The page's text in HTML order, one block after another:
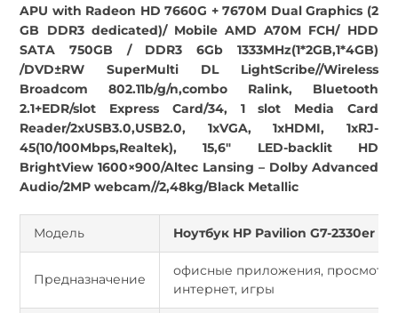
APU with Radeon HD 7660G + 7670M Dual Graphics (2
GB DDR3 dedicated)/ Mobile AMD A70M FCH/ HDD
SATA 750GB / DDR3 6Gb 1333MHz(1*2GB,1*4GB)
/DVD±RW SuperMulti DL LightScribe//Wireless
Broadcom 802.11b/g/n,combo Ralink, Bluetooth
2.1+EDR/slot Express Card/34, 1 slot Media Card
Reader/2xUSB3.0,USB2.0, 1xVGA, 1xHDMI, 1xRJ-
45(10/100Mbps,Realtek), 15,6" LED-backlit HD
BrightView 1600×900/Altec Lansing – Dolby Advanced
Audio/2MP webcam//2,48kg/Black Metallic
Модель Ноутбук HP Pavilion G7-2330er
Предназначение
офисные приложения, просмотр
интернет, игры